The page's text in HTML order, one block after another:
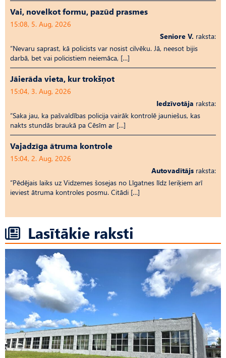
Vai, novelkot formu, pazūd prasmes
15:08, 5. Aug, 2026
Seniore V. raksta:
“Nevaru saprast, kā policists var nosist cilvēku. Jā, neesot bijis
darbā, bet vai policistiem neiemāca, […]
Jāierāda vieta, kur trokšņot
15:04, 3. Aug, 2026
Iedzīvotāja raksta:
“Saka jau, ka pašvaldības policija vairāk kontrolē jauniešus, kas
nakts stundās braukā pa Cēsīm ar […]
Vajadzīga ātruma kontrole
15:04, 2. Aug, 2026
Autovadītājs raksta:
“Pēdējais laiks uz Vid­ze­mes šosejas no Līgatnes līdz Ieriķiem arī
ieviest ātruma kontroles posmu. Citādi […]
Lasītākie raksti